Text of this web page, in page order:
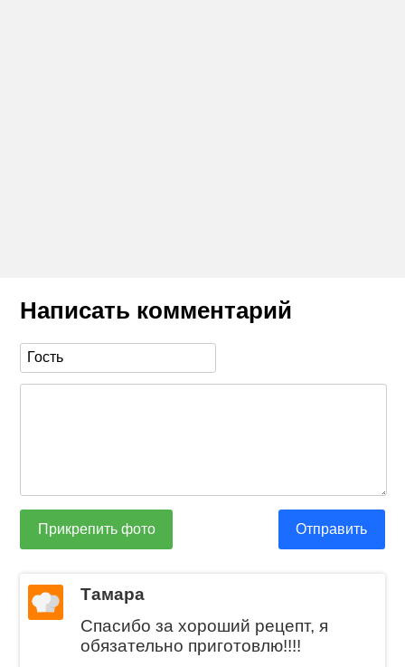
Написать комментарий
Прикрепить фото Отправить
Тамара
Спасибо за хороший рецепт, я
обязательно приготовлю!!!!